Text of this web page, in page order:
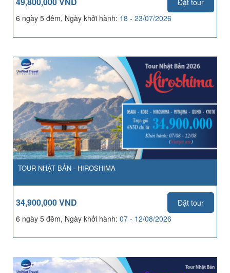
Đặt tour
6 ngày 5 đêm, Ngày khởi hành: 18 - 23/07/2026
TOUR NHẬT BẢN - HIROSHIMA
34,900,000 VND
Đặt tour
6 ngày 5 đêm, Ngày khởi hành: 07 - 12/08/2026